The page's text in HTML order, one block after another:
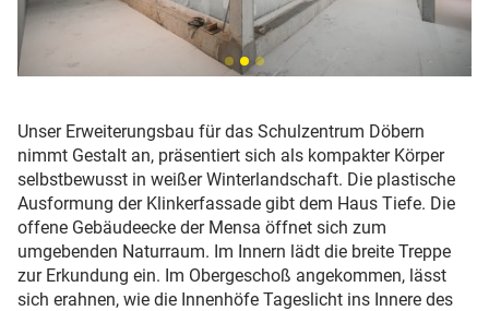
Unser Erweiterungsbau für das Schulzentrum Döbern
nimmt Gestalt an, präsentiert sich als kompakter Körper
selbstbewusst in weißer Winterlandschaft. Die plastische
Ausformung der Klinkerfassade gibt dem Haus Tiefe. Die
offene Gebäudeecke der Mensa öffnet sich zum
umgebenden Naturraum. Im Innern lädt die breite Treppe
zur Erkundung ein. Im Obergeschoß angekommen, lässt
sich erahnen, wie die Innenhöfe Tageslicht ins Innere des